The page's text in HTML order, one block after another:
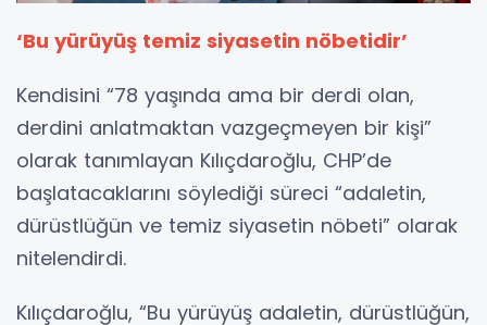
‘Bu yürüyüş temiz siyasetin nöbetidir’
Kendisini “78 yaşında ama bir derdi olan,
derdini anlatmaktan vazgeçmeyen bir kişi”
olarak tanımlayan Kılıçdaroğlu, CHP’de
başlatacaklarını söylediği süreci “adaletin,
dürüstlüğün ve temiz siyasetin nöbeti” olarak
nitelendirdi.
Kılıçdaroğlu, “Bu yürüyüş adaletin, dürüstlüğün,